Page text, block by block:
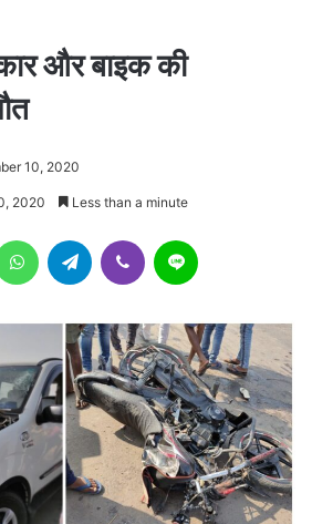
और बाइक की
10, 2020
2020 Less than a minute
WhatsAppTelegram Viber